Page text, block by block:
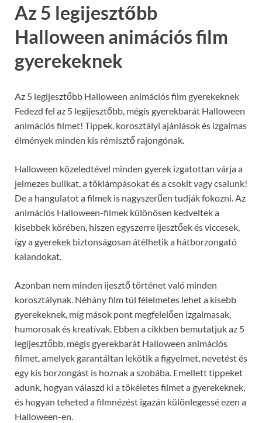
Az 5 legijesztőbb
Halloween animációs film
gyerekeknek
Az 5 legijesztőbb Halloween animációs film gyerekeknek
Fedezd fel az 5 legijesztőbb, mégis gyerekbarát Halloween
animációs filmet! Tippek, korosztályi ajánlások és izgalmas
élmények minden kis rémisztő rajongónak.
Halloween közeledtével minden gyerek izgatottan várja a
jelmezes bulikat, a töklámpásokat és a csokit vagy csalunk!
De a hangulatot a filmek is nagyszerűen tudják fokozni. Az
animációs Halloween-filmek különösen kedveltek a
kisebbek körében, hiszen egyszerre ijesztőek és viccesek,
így a gyerekek biztonságosan átélhetik a hátborzongató
kalandokat.
Azonban nem minden ijesztő történet való minden
korosztálynak. Néhány film túl félelmetes lehet a kisebb
gyerekeknek, míg mások pont megfelelően izgalmasak,
humorosak és kreatívak. Ebben a cikkben bemutatjuk az 5
legijesztőbb, mégis gyerekbarát Halloween animációs
filmet, amelyek garantáltan lekötik a figyelmet, nevetést és
egy kis borzongást is hoznak a szobába. Emellett tippeket
adunk, hogyan válaszd ki a tökéletes filmet a gyerekeknek,
és hogyan teheted a filmnézést igazán különlegessé ezen a
Halloween-en.